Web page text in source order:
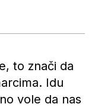
to znači da
Idu
vole da nas